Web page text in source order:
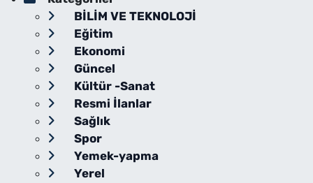
BİLİM VE TEKNOLOJİ
Eğitim
Ekonomi
Güncel
Kültür -Sanat
Resmi İlanlar
Sağlık
Spor
Yemek-yapma
Yerel